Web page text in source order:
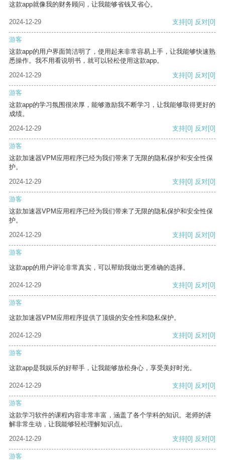
这款app就像我的财务顾问，让我能够省钱又省心。
2024-12-29 支持[0] 反对[0]
游客
这款app的用户界面简洁明了，使用起来非常容易上手，让我能够快速熟
悉操作。我不用看说明书，就可以轻松使用这款app。
2024-12-29
支持[0] 反对[0]
游客
这款app的学习氛围很浓厚，能够激励我不断学习，让我能够取得更好的
成绩。
2024-12-29
支持[0] 反对[0]
游客
这款加速器VPM应用程序已经为我们带来了无限的隐私保护和安全性保
护。
2024-12-29
支持[0] 反对[0]
游客
这款加速器VPM应用程序已经为我们带来了无限的隐私保护和安全性保
护。
2024-12-29
支持[0] 反对[0]
游客
这款app的用户评论非常真实，可以帮助我做出更准确的选择。
2024-12-29 支持[0] 反对[0]
游客
这款加速器VPM应用程序提供了顶级的安全性和隐私保护。
2024-12-29 支持[0] 反对[0]
游客
这款app是我娱乐的好帮手，让我能够放松身心，享受美好时光。
2024-12-29 支持[0] 反对[0]
游客
这款学习软件的课程内容非常丰富，涵盖了各个学科的知识。老师的讲
解非常生动，让我能够轻松理解知识点。
2024-12-29
支持[0] 反对[0]
游客